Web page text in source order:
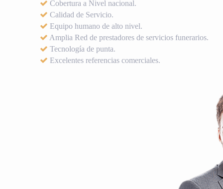
Cobertura a Nivel nacional.
Calidad de Servicio.
Equipo humano de alto nivel.
Amplia Red de prestadores de servicios funerarios.
Tecnología de punta.
Excelentes referencias comerciales.